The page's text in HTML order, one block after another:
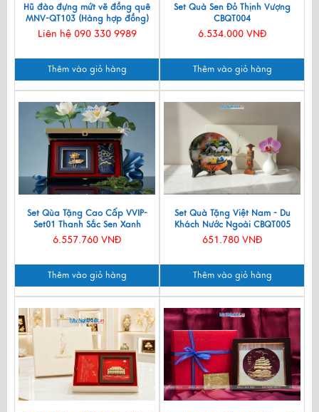
Hũ đào đựng mứt vẽ đồng quê
MNV-QT103 (Hàng hợp đồng)
Liên hệ 090 330 9989
Thêm vào giỏ hàng
Set Quà Sen Đỏ Thịnh Vượng
CBQT004
6.534.000 VNĐ
Thêm vào giỏ hàng
Set Qùa Tặng Cao Cấp VVIP-
Set01 Thanh Sắc Sen Xanh
6.557.760 VNĐ
Thêm vào giỏ hàng
Set Quà Tặng Việt Nam - Du
Khách Nước Ngoài CBQT005
651.780 VNĐ
Thêm vào giỏ hàng